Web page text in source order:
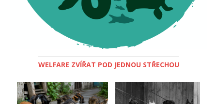
WELFARE ZVÍŘAT POD JEDNOU STŘECHOU